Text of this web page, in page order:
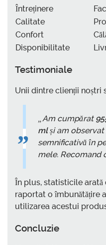
Întreținere
Calitate
Confort
Disponibilitate
Testimoniale
Unii dintre clienții noștri
„Am cumpărat
mlși am observat
semnificativă în
mele. Recomand
În plus, statisticile arată
raportat o îmbunătățire
utilizarea acestui
Concluzie